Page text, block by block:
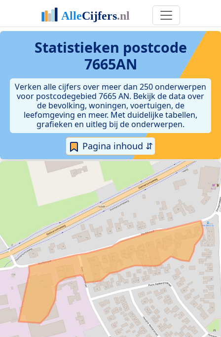
Statistieken postcode
7665AN
Verken alle cijfers over meer dan 250 onderwerpen
voor postcodegebied 7665 AN. Bekijk de data over
de bevolking, woningen, voertuigen, de
leefomgeving en meer. Met duidelijke tabellen,
grafieken en uitleg bij de onderwerpen.
Pagina inhoud ⇵